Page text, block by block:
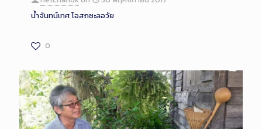
น้ำจันทน์เทศ โอสถชะลอวัย
0